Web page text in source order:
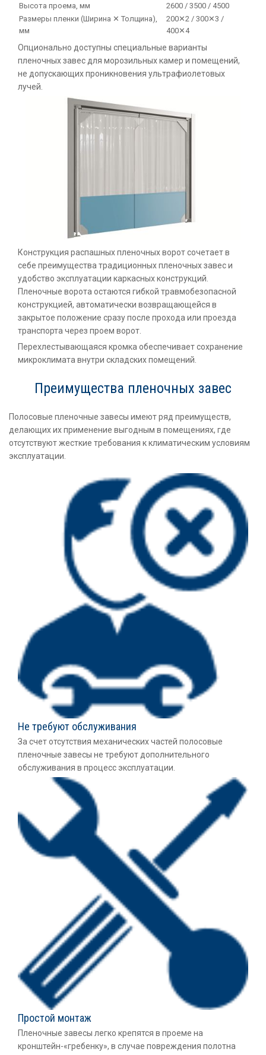
Высота проема, мм
2600 / 3500 / 4500
Размеры пленки (Ширина ✕ Толщина),
мм
200✕2 / 300✕3 /
400✕4
Опционально доступны специальные варианты
пленочных завес для морозильных камер и помещений,
не допускающих проникновения ультрафиолетовых
лучей.
Конструкция распашных пленочных ворот сочетает в
себе преимущества традиционных пленочных завес и
удобство эксплуатации каркасных конструкций.
Пленочные ворота остаются гибкой травмобезопасной
конструкцией, автоматически возвращающейся в
закрытое положение сразу после прохода или проезда
транспорта через проем ворот.
Перехлестывающаяся кромка обеспечивает сохранение
микроклимата внутри складских помещений.
Преимущества пленочных завес
Полосовые пленочные завесы имеют ряд преимуществ,
делающих их применение выгодным в помещениях, где
отсутствуют жесткие требования к климатическим условиям
эксплуатации.
Не требуют обслуживания
За счет отсутствия механических частей полосовые
пленочные завесы не требуют дополнительного
обслуживания в процесс эксплуатации.
Простой монтаж
Пленочные завесы легко крепятся в проеме на
кронштейн-«гребенку», в случае повреждения полотна